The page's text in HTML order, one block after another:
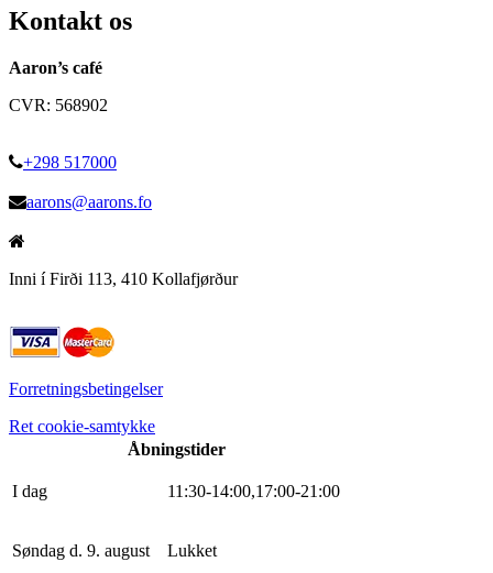
Kontakt os
Aaron’s café
CVR: 568902
+298 517000
aarons@aarons.fo
Inni í Firði 113, 410 Kollafjørður
Forretningsbetingelser
Ret cookie-samtykke
Åbningstider
I dag 11 :30-14:00,17:00-21 :00
Søndag d. 9. august Lukket